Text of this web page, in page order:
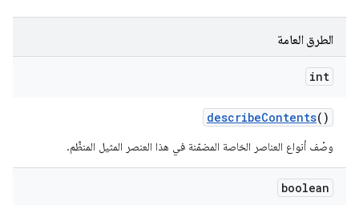
الطرق العامة
int
describeContents()
وصْف أنواع العناصر الخاصة المضمّنة في هذا العنصر المثيل المنظَّم.
boolean